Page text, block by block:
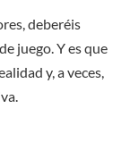
deberéis
juego. Y es que
y, a veces,